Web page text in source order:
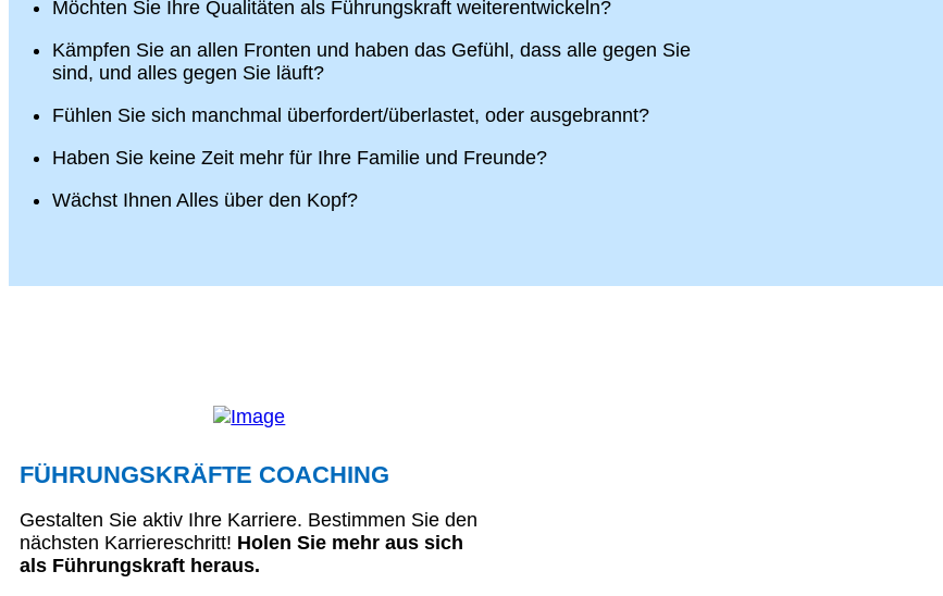
Möchten Sie Ihre Qualitäten als Führungskraft weiterentwickeln?
Kämpfen Sie an allen Fronten und haben das Gefühl, dass alle gegen Sie
sind, und alles gegen Sie läuft?
Fühlen Sie sich manchmal überfordert/überlastet, oder ausgebrannt?
Haben Sie keine Zeit mehr für Ihre Familie und Freunde?
Wächst Ihnen Alles über den Kopf?
FÜHRUNGSKRÄFTE COACHING
Gestalten Sie aktiv Ihre Karriere. Bestimmen Sie den
nächsten Karriereschritt! Holen Sie mehr aus sich
als Führungskraft heraus.